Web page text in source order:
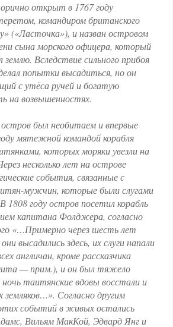
открыт в 1767 году
командиром британского
(«Ласточка»), и назван островом
сына морского офицера, который
Вследствие сильного прибоя
попытки высадиться, но он
с утёса ручей и богатую
на возвышенностях.
был необитаем и впервые
мятежной командой корабля
которых моряки увезли на
несколько лет на острове
события, связанные с
мужчин, которые были слугами
1808 году остров посетил корабль
капитана Фолджера, согласно
«…Примерно через шесть лет
высадились здесь, их слуги напали
англичан, кроме рассказчика
— прим.), и он был тяжело
таитянские вдовы восстали и
земляков…». Согласно другим
событий в живых остались
Вильям МакКой, Эдвард Янг и